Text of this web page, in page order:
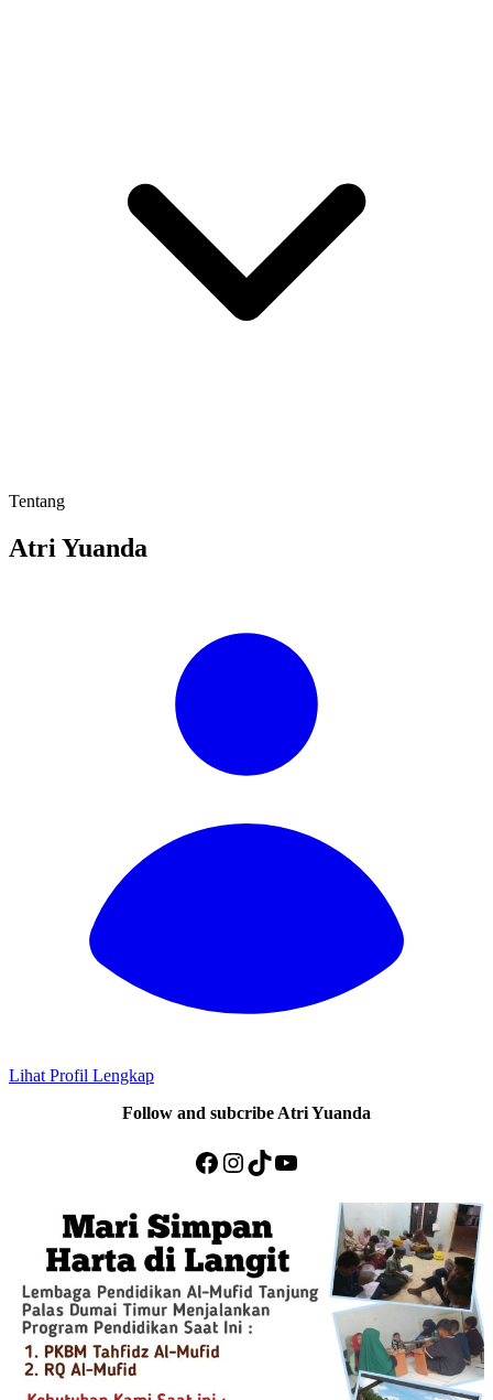
Tentang
Atri Yuanda
Lihat Profil Lengkap
Follow and subcribe Atri Yuanda
Facebook
Instagram
TikTok
YouTube